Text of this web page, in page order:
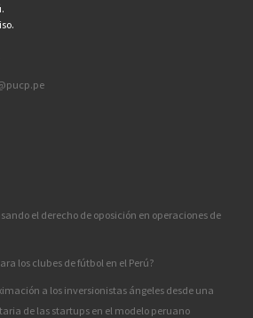
el derecho de oposición en operaciones de
los clubes de fútbol en el Perú?
a los inversionistas ángeles desde una
de las startups en el modelo peruano